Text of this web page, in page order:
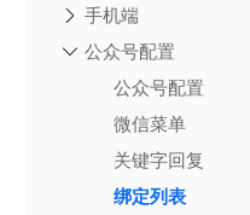
手机端
公众号配置
公众号配置
微信菜单
关键字回复
绑定列表